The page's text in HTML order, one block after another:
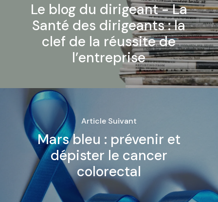
Le blog du dirigeant - La
Santé des dirigeants : la
clef de la réussite de
l’entreprise
Article Suivant
Mars bleu : prévenir et
dépister le cancer
colorectal